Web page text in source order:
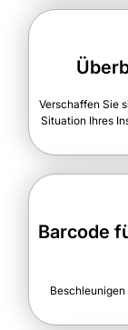
Verschaffen Sie
Situation Ihres
Barcode